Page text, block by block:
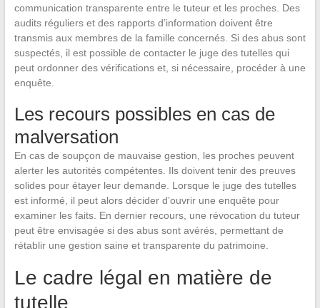
communication transparente entre le tuteur et les proches. Des
audits réguliers et des rapports d’information doivent être
transmis aux membres de la famille concernés. Si des abus sont
suspectés, il est possible de contacter le juge des tutelles qui
peut ordonner des vérifications et, si nécessaire, procéder à une
enquête.
Les recours possibles en cas de
malversation
En cas de soupçon de mauvaise gestion, les proches peuvent
alerter les autorités compétentes. Ils doivent tenir des preuves
solides pour étayer leur demande. Lorsque le juge des tutelles
est informé, il peut alors décider d’ouvrir une enquête pour
examiner les faits. En dernier recours, une révocation du tuteur
peut être envisagée si des abus sont avérés, permettant de
rétablir une gestion saine et transparente du patrimoine.
Le cadre légal en matière de
tutelle